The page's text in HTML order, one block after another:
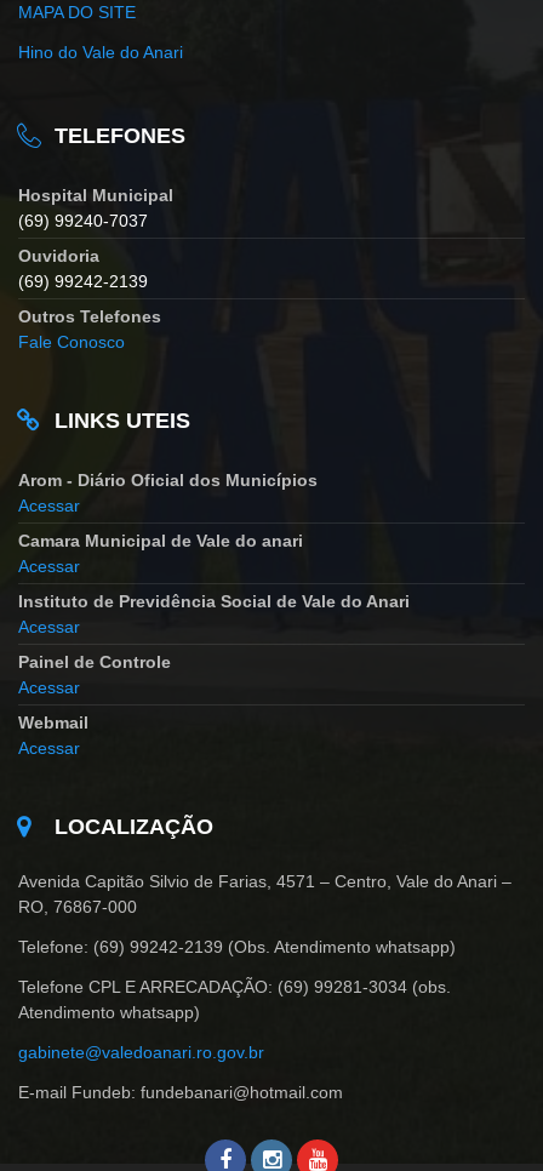
MAPA DO SITE
Hino do Vale do Anari
TELEFONES
Hospital Municipal
(69) 99240-7037
Ouvidoria
(69) 99242-2139
Outros Telefones
Fale Conosco
LINKS UTEIS
Arom - Diário Oficial dos Municípios
Acessar
Camara Municipal de Vale do anari
Acessar
Instituto de Previdência Social de Vale do Anari
Acessar
Painel de Controle
Acessar
Webmail
Acessar
LOCALIZAÇÃO
Avenida Capitão Silvio de Farias, 4571 – Centro, Vale do Anari –
RO, 76867-000
Telefone: (69) 99242-2139 (Obs. Atendimento whatsapp)
Telefone CPL E ARRECADAÇÃO: (69) 99281-3034 (obs.
Atendimento whatsapp)
gabinete@valedoanari.ro.gov.br
E-mail Fundeb: fundebanari@hotmail.com